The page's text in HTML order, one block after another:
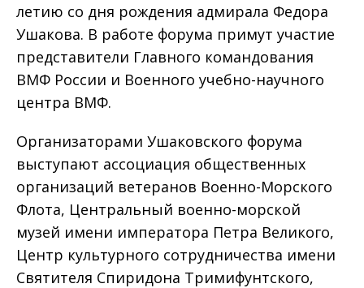
летию со дня рождения адмирала Федора
Ушакова. В работе форума примут участие
представители Главного командования
ВМФ России и Военного учебно-научного
центра ВМФ.
Организаторами Ушаковского форума
выступают ассоциация общественных
организаций ветеранов Военно-Морского
Флота, Центральный военно-морской
музей имени императора Петра Великого,
Центр культурного сотрудничества имени
Святителя Спиридона Тримифунтского,